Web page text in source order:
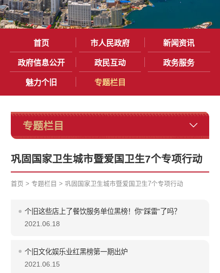
首页 市人民政府 新闻资讯
政府信息公开 政民互动 政务服务
魅力个旧 专题栏目
专题栏目
巩固国家卫生城市暨爱国卫生7个专项行动
首页 >专题栏目 >巩固国家卫生城市暨爱国卫生7个专项行动
个旧这些店上了餐饮服务单位黑榜！你“踩雷”了吗？
2021.06.18
个旧文化娱乐业红黑榜第一期出炉
2021.06.15